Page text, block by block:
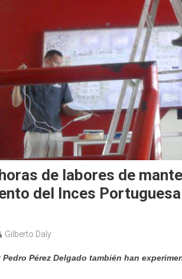
de labores de
del Inces Portuguesa
Gilberto Daly
Pedro Pérez Delgado también han